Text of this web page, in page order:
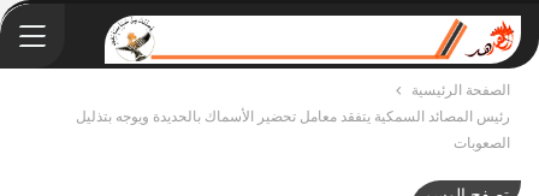
الصفحة الرئيسية
رئيس المصائد السمكية يتفقد معامل تحضير الأسماك بالحديدة ويوجه بتذليل
الصعوبات